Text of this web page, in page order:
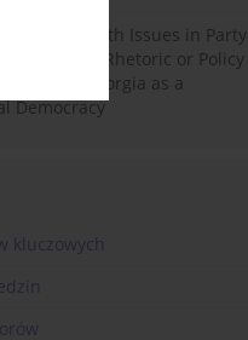
of Youth Issues in Party
Symbolic Rhetoric or Policy
Case of Georgia as a
Democracy
kluczowych